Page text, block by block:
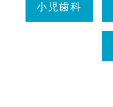
小児歯科